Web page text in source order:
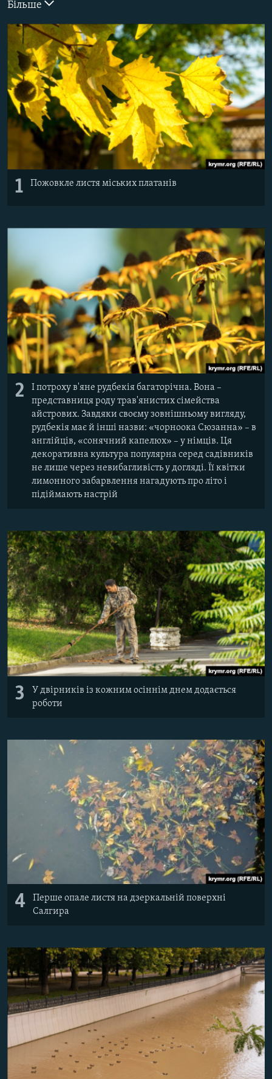
СВІДЧЕННЯ ОКУПАЦІЇ
УКРАЇНСЬКА ПРОБЛЕМА КРИМУ
ІНФОГРАФІКА
Русский
Qırımtatar
ДОЛУЧАЙСЯ!
Усі сайти RFE/RL
Більше
1 Пожовкле листя міських платанів
2
І потроху в'яне рудбекія багаторічна. Вона –
представниця роду трав'янистих сімейства
айстрових. Завдяки своєму зовнішньому вигляду,
рудбекія має й інші назви: «чорноока Сюзанна» – в
англійців, «сонячний капелюх» – у німців. Ця
декоративна культура популярна серед садівників
не лише через невибагливість у догляді. Її квітки
лимонного забарвлення нагадують про літо і
підіймають настрій
3
У двірників із кожним осіннім днем додається
роботи
4
Перше опале листя на дзеркальній поверхні
Салгира